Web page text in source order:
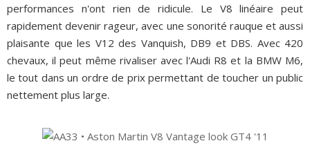
performances n'ont rien de ridicule. Le V8 linéaire peut
rapidement devenir rageur, avec une sonorité rauque et aussi
plaisante que les V12 des Vanquish, DB9 et DBS. Avec 420
chevaux, il peut même rivaliser avec l'Audi R8 et la BMW M6,
le tout dans un ordre de prix permettant de toucher un public
nettement plus large.